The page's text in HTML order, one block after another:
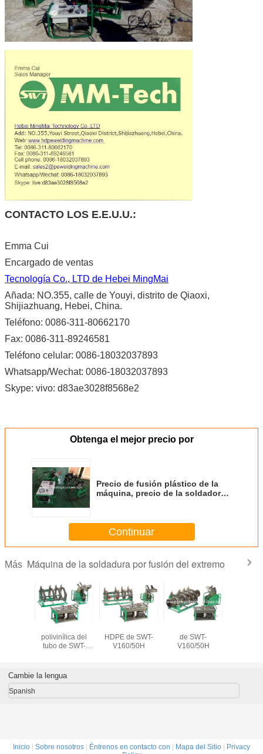
CONTACTO LOS E.E.U.U.:
Emma Cui
Encargado de ventas
Tecnología Co., LTD de Hebei MingMai
Añada: NO.355, calle de Youyi, distrito de Qiaoxi,
Shijiazhuang, Hebei, China.
Teléfono: 0086-311-80662170
Fax: 0086-311-89246581
Teléfono celular: 0086-18032037893
Whatsapp/Wechat: 0086-18032037893
Skype: vivo: d83ae3028f8568e2
Obtenga el mejor precio por
Precio de fusión plástico de la
máquina, precio de la soldadora,
soldadura a tope del HDPE,
Continuar
Más Máquina de la soldadura por fusión del extremo
polivinílica del
tubo de SWT-
HDPE de SWT-
V160/50H
de SWT-
V160/50H
Cambie la lengua
Spanish
Inicio Sobre nosotros Éntrenos en contacto con Mapa del Sitio
Privacy